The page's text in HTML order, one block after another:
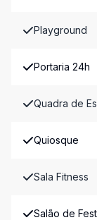
Playground
Portaria 24h
Quadra de
Quiosque
Sala Fitness
Salão de